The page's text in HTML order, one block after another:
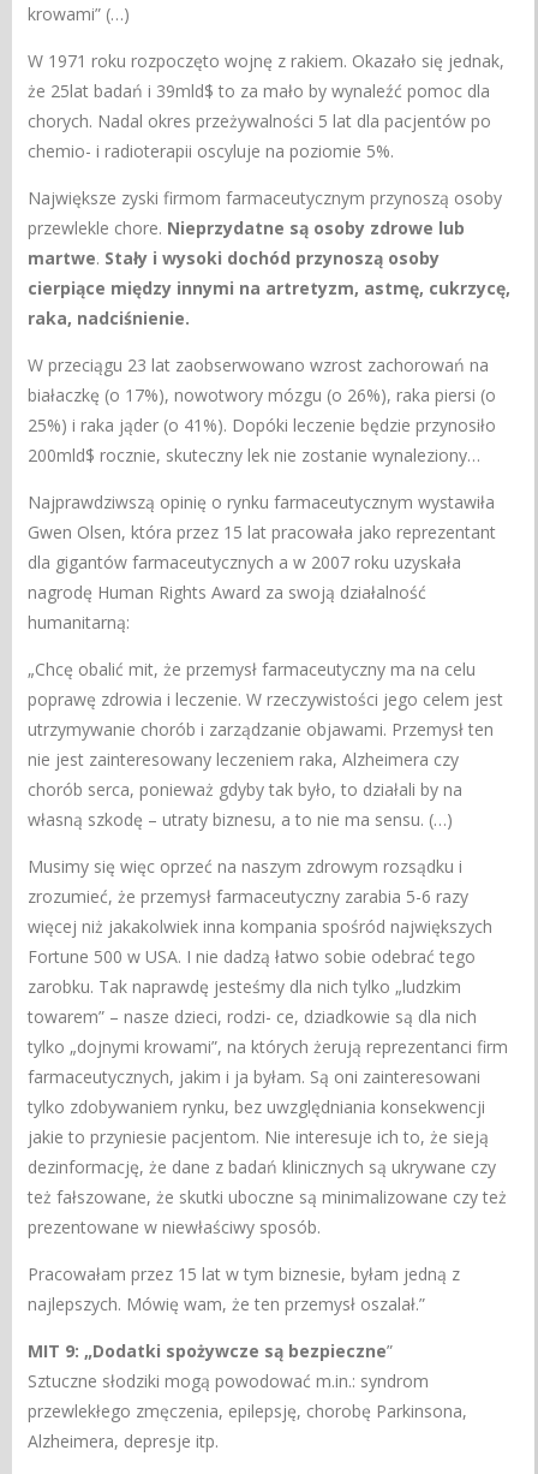
krowami” (…)
W 1971 roku rozpoczęto wojnę z rakiem. Okazało się jednak,
że 25lat badań i 39mld$ to za mało by wynaleźć pomoc dla
chorych. Nadal okres przeżywalności 5 lat dla pacjentów po
chemio- i radioterapii oscyluje na poziomie 5%.
Największe zyski firmom farmaceutycznym przynoszą osoby
przewlekle chore. Nieprzydatne są osoby zdrowe lub
martwe. Stały i wysoki dochód przynoszą osoby
cierpiące między innymi na artretyzm, astmę, cukrzycę,
raka, nadciśnienie.
W przeciągu 23 lat zaobserwowano wzrost zachorowań na
białaczkę (o 17%), nowotwory mózgu (o 26%), raka piersi (o
25%) i raka jąder (o 41%). Dopóki leczenie będzie przynosiło
200mld$ rocznie, skuteczny lek nie zostanie wynaleziony…
Najprawdziwszą opinię o rynku farmaceutycznym wystawiła
Gwen Olsen, która przez 15 lat pracowała jako reprezentant
dla gigantów farmaceutycznych a w 2007 roku uzyskała
nagrodę Human Rights Award za swoją działalność
humanitarną:
„Chcę obalić mit, że przemysł farmaceutyczny ma na celu
poprawę zdrowia i leczenie. W rzeczywistości jego celem jest
utrzymywanie chorób i zarządzanie objawami. Przemysł ten
nie jest zainteresowany leczeniem raka, Alzheimera czy
chorób serca, ponieważ gdyby tak było, to działali by na
własną szkodę – utraty biznesu, a to nie ma sensu. (…)
Musimy się więc oprzeć na naszym zdrowym rozsądku i
zrozumieć, że przemysł farmaceutyczny zarabia 5-6 razy
więcej niż jakakolwiek inna kompania spośród największych
Fortune 500 w USA. I nie dadzą łatwo sobie odebrać tego
zarobku. Tak naprawdę jesteśmy dla nich tylko „ludzkim
towarem” – nasze dzieci, rodzi- ce, dziadkowie są dla nich
tylko „dojnymi krowami”, na których żerują reprezentanci firm
farmaceutycznych, jakim i ja byłam. Są oni zainteresowani
tylko zdobywaniem rynku, bez uwzględniania konsekwencji
jakie to przyniesie pacjentom. Nie interesuje ich to, że sieją
dezinformację, że dane z badań klinicznych są ukrywane czy
też fałszowane, że skutki uboczne są minimalizowane czy też
prezentowane w niewłaściwy sposób.
Pracowałam przez 15 lat w tym biznesie, byłam jedną z
najlepszych. Mówię wam, że ten przemysł oszalał.”
MIT 9: „Dodatki spożywcze są bezpieczne”
Sztuczne słodziki mogą powodować m.in.: syndrom
przewlekłego zmęczenia, epilepsję, chorobę Parkinsona,
Alzheimera, depresje itp.